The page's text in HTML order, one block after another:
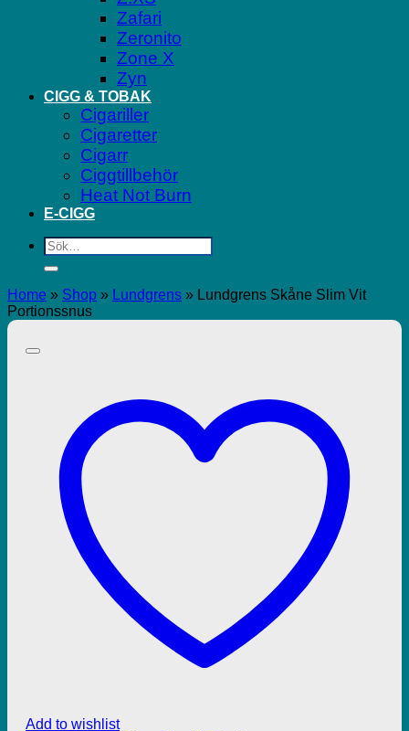
Zafari
Zeronito
Zone X
Zyn
CIGG & TOBAK
Cigariller
Cigaretter
Cigarr
Ciggtillbehör
Heat Not Burn
E-CIGG
Sök
efter:
Home » Shop » Lundgrens » Lundgrens Skåne Slim Vit
Portionssnus
Add to wishlist